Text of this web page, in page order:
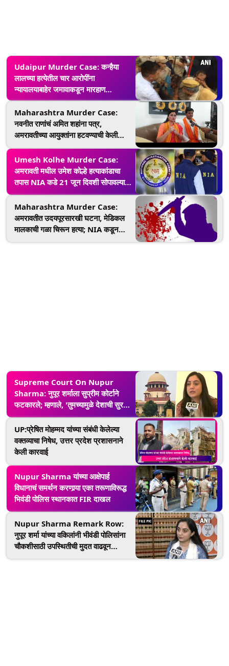
Udaipur Murder Case: कन्हैया
लालच्या हत्येतील चार आरोपींना
न्यायालयाबाहेर जमावाकडून मारहाण
(Watch Video)
Maharashtra Murder Case:
नवनीत राणांचं अमित शहांना पत्र,
अमरावतीच्या आयुक्तांना हटवण्याची केली
मागणी, म्हणाले- उदयपूरसारखी हत्या
Umesh Kolhe Murder Case:
अमरावती मधील उमेश कोल्हे हत्याकांडाचा
तपास NIA कडे 21 जून दिवशी सोपावल्याची
केंद्रीय गृह खात्याकडून ट्वीट करत माहिती
Maharashtra Murder Case:
अमरावतीत उदयपूरसारखी घटना, मेडिकल
मालकाची गळा चिरून हत्या; NIA कडून
Supreme Court On Nupur
Sharma: नुपूर शर्माला सुप्रीम कोर्टाने
फटकारले; म्हणाले, 'तुमच्यामुळे देशाची सुरक्षा
बिघडली, असभ्य भाषेसाठी माफी मागा'
UP:प्रेषित मोहम्मद यांच्या संबंधी केलेल्या
वक्तव्याचा निषेध, उत्तर प्रदेश प्रशासनाने
केली कारवाई
Nupur Sharma यांच्या आक्षेपार्ह
विधानाचं समर्थन करणार्‍या एका तरूणाविरूद्ध
भिवंडी पोलिस स्थानकात FIR दाखल
Nupur Sharma Remark Row:
नुपूर शर्मा यांच्या वकिलांनी भीवंडी पोलिसांना
चौकशीसाठी उपस्थितीची मुदत वाढवून